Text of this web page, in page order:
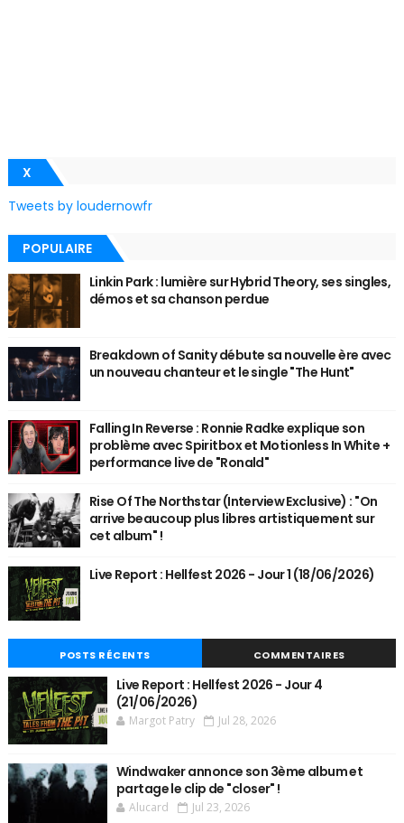
X
Tweets by loudernowfr
POPULAIRE
Linkin Park : lumière sur Hybrid Theory, ses singles,
démos et sa chanson perdue
Breakdown of Sanity débute sa nouvelle ère avec
un nouveau chanteur et le single "The Hunt"
Falling In Reverse : Ronnie Radke explique son
problème avec Spiritbox et Motionless In White +
performance live de "Ronald"
Rise Of The Northstar (Interview Exclusive) : "On
arrive beaucoup plus libres artistiquement sur
cet album" !
Live Report : Hellfest 2026 - Jour 1 (18/06/2026)
POSTS RÉCENTS COMMENTAIRES
Live Report : Hellfest 2026 - Jour 4
(21/06/2026)
Margot Patry Jul 28, 2026
Windwaker annonce son 3ème album et
partage le clip de "closer" !
Alucard Jul 23, 2026